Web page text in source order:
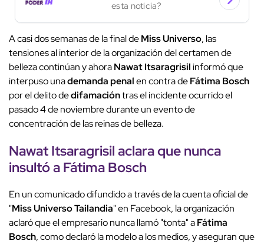
esta noticia?
A casi dos semanas de la final deMiss Universo, las
tensiones al interior de la organización del certamen de
belleza continúan y ahoraNawat Itsaragrisilinformó que
interpuso unademanda penalen contra deFátima Bosch
por el delito dedifamacióntras el incidente ocurrido el
pasado 4 de noviembre durante un evento de
concentración de las reinas de belleza.
Nawat Itsaragrisil aclara que nunca
insultó a Fátima Bosch
En un comunicado difundido a través de la cuenta oficial de
"Miss Universo Tailandia" en Facebook, la organización
aclaró que el empresario nunca llamó "tonta" aFátima
Bosch, como declaró la modelo a los medios, y aseguran que